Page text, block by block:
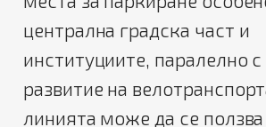
централна градска част и
институциите, паралелно с
развитие на
линията може да се